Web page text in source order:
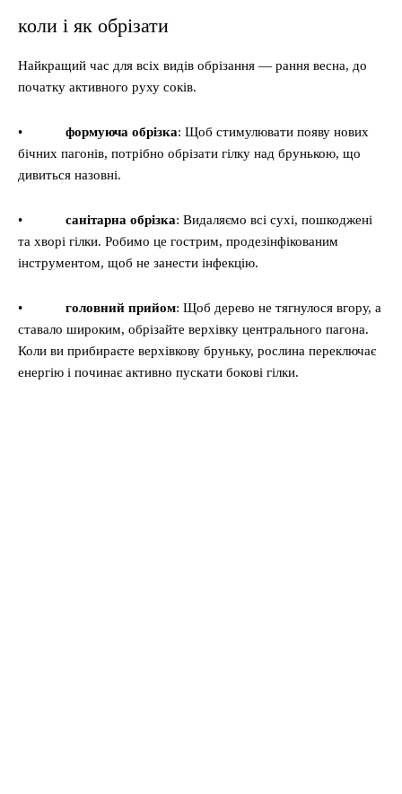
коли і як обрізати
Найкращий час для всіх видів обрізання — рання весна, до
початку активного руху соків.
• формуюча обрізка: Щоб стимулювати появу нових
бічних пагонів, потрібно обрізати гілку над брунькою, що
дивиться назовні.
• санітарна обрізка: Видаляємо всі сухі, пошкоджені
та хворі гілки. Робимо це гострим, продезінфікованим
інструментом, щоб не занести інфекцію.
• головний прийом: Щоб дерево не тягнулося вгору, а
ставало широким, обрізайте верхівку центрального пагона.
Коли ви прибираєте верхівкову бруньку, рослина переключає
енергію і починає активно пускати бокові гілки.